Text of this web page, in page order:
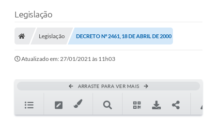
Legislação
Legislação DECRETO Nº 2461, 18 DE ABRIL DE 2000
Atualizado em: 27/01/2021 às 11h03
ARRASTE PARA VER MAIS